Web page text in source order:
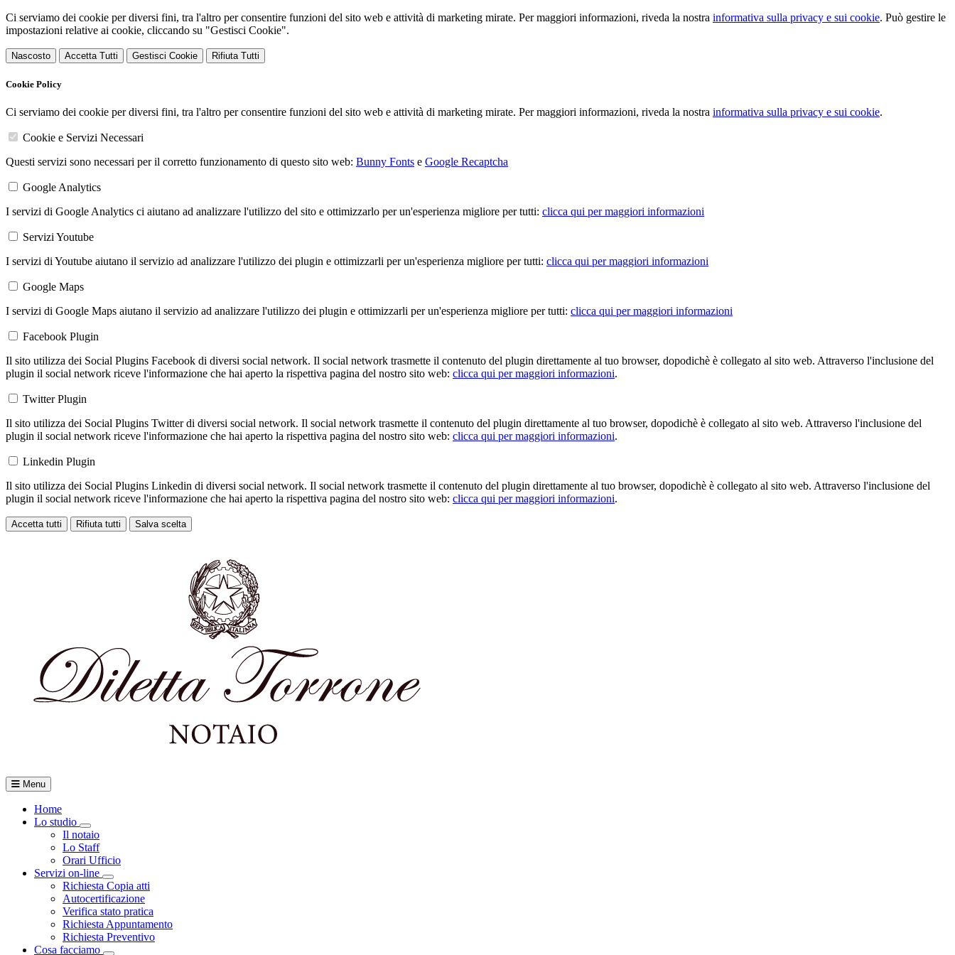
Ci serviamo dei cookie per diversi fini, tra l'altro per consentire funzioni del sito web e attività di marketing mirate. Per maggiori informazioni, riveda la nostra informativa sulla privacy e sui cookie. Può gestire le
impostazioni relative ai cookie, cliccando su "Gestisci Cookie".
Nascosto Accetta Tutti Gestisci Cookie Rifiuta Tutti
Cookie Policy
Ci serviamo dei cookie per diversi fini, tra l'altro per consentire funzioni del sito web e attività di marketing mirate. Per maggiori informazioni, riveda la nostra informativa sulla privacy e sui cookie.
Cookie e Servizi Necessari
Questi servizi sono necessari per il corretto funzionamento di questo sito web: Bunny Fonts e Google Recaptcha
Google Analytics
I servizi di Google Analytics ci aiutano ad analizzare l'utilizzo del sito e ottimizzarlo per un'esperienza migliore per tutti: clicca qui per maggiori informazioni
Servizi Youtube
I servizi di Youtube aiutano il servizio ad analizzare l'utilizzo dei plugin e ottimizzarli per un'esperienza migliore per tutti: clicca qui per maggiori informazioni
Google Maps
I servizi di Google Maps aiutano il servizio ad analizzare l'utilizzo dei plugin e ottimizzarli per un'esperienza migliore per tutti: clicca qui per maggiori informazioni
Facebook Plugin
Il sito utilizza dei Social Plugins Facebook di diversi social network. Il social network trasmette il contenuto del plugin direttamente al tuo browser, dopodichè è collegato al sito web. Attraverso l'inclusione del
plugin il social network riceve l'informazione che hai aperto la rispettiva pagina del nostro sito web: clicca qui per maggiori informazioni.
Twitter Plugin
Il sito utilizza dei Social Plugins Twitter di diversi social network. Il social network trasmette il contenuto del plugin direttamente al tuo browser, dopodichè è collegato al sito web. Attraverso l'inclusione del
plugin il social network riceve l'informazione che hai aperto la rispettiva pagina del nostro sito web: clicca qui per maggiori informazioni.
Linkedin Plugin
Il sito utilizza dei Social Plugins Linkedin di diversi social network. Il social network trasmette il contenuto del plugin direttamente al tuo browser, dopodichè è collegato al sito web. Attraverso l'inclusione del
plugin il social network riceve l'informazione che hai aperto la rispettiva pagina del nostro sito web: clicca qui per maggiori informazioni.
Accetta tutti Rifiuta tutti Salva scelta
Menu
Home
Lo studio
Toggle Dropdown
Il notaio
Lo Staff
Orari Ufficio
Servizi on-line
Toggle Dropdown
Richiesta Copia atti
Autocertificazione
Verifica stato pratica
Richiesta Appuntamento
Richiesta Preventivo
Cosa facciamo